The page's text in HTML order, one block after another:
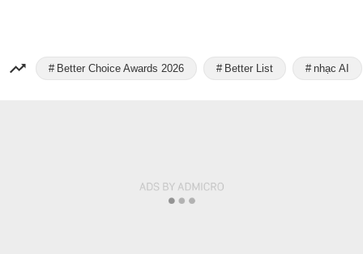
Better Choice Awards 2026 Better List nhạc AI